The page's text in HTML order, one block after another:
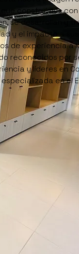
construímos
se desarrollan y
y el impacto a sus
de experiencia a
reconocidos por
y líderes en
en el